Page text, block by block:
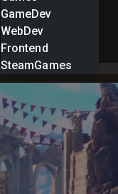
GameDev
WebDev
Frontend
SteamGames